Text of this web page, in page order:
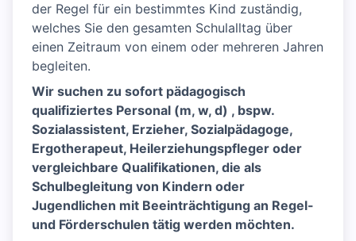
der Regel für ein bestimmtes Kind zuständig,
welches Sie den gesamten Schulalltag über
einen Zeitraum von einem oder mehreren Jahren
begleiten.
Wir suchen zu sofort pädagogisch
qualifiziertes Personal (m, w, d) , bspw.
Sozialassistent, Erzieher, Sozialpädagoge,
Ergotherapeut, Heilerziehungspfleger oder
vergleichbare Qualifikationen, die als
Schulbegleitung von Kindern oder
Jugendlichen mit Beeinträchtigung an Regel-
und Förderschulen tätig werden möchten.